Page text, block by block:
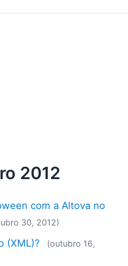
2012
com a Altova no
30, 2012)
(XML)?
(outubro 16,